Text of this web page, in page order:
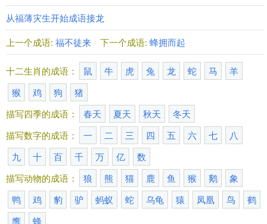
从福薄灾生开始成语接龙
上一个成语: 福不徒来 下一个成语: 蜂拥而起
十二生肖的成语： 鼠 牛 虎 兔 龙 蛇 马
羊
猴
鸡 狗
猪
描写四季的成语：
春天 夏天 秋天
冬天
描写数字的成语：
一 二 三 四 五 六 七
八
九
十 百 千 万 亿
数
描写动物的成语：
狼 熊 猫 鹿 鱼 猴 鹅
象
鸭
鸡 豹 驴 蚂蚁 蛇 乌龟 猿 凤凰 鸟
鹤
鹰
蜂